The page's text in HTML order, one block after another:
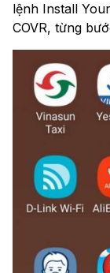
lệnh Install
COVR, từng